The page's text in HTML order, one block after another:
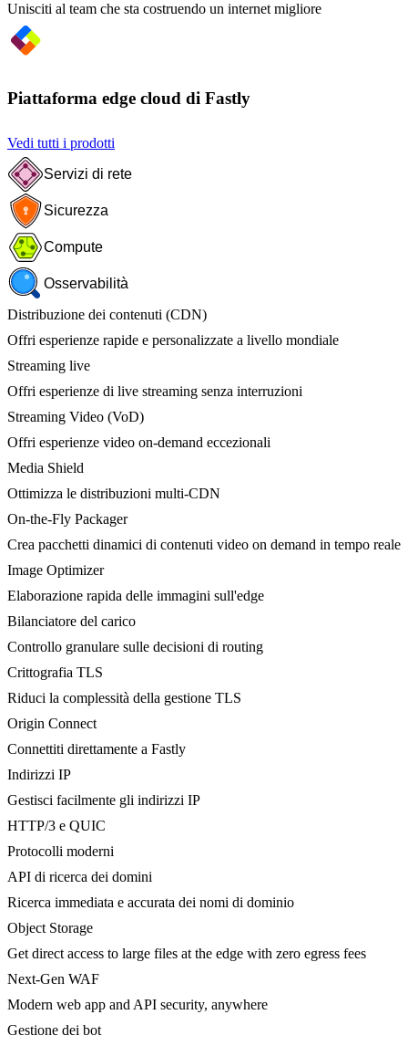
Unisciti al team che sta costruendo un internet migliore
Piattaforma edge cloud di Fastly
Vedi tutti i prodotti
Servizi di rete
Sicurezza
Compute
Osservabilità
Distribuzione dei contenuti (CDN)
Offri esperienze rapide e personalizzate a livello mondiale
Streaming live
Offri esperienze di live streaming senza interruzioni
Streaming Video (VoD)
Offri esperienze video on-demand eccezionali
Media Shield
Ottimizza le distribuzioni multi-CDN
On-the-Fly Packager
Crea pacchetti dinamici di contenuti video on demand in tempo reale
Image Optimizer
Elaborazione rapida delle immagini sull'edge
Bilanciatore del carico
Controllo granulare sulle decisioni di routing
Crittografia TLS
Riduci la complessità della gestione TLS
Origin Connect
Connettiti direttamente a Fastly
Indirizzi IP
Gestisci facilmente gli indirizzi IP
HTTP/3 e QUIC
Protocolli moderni
API di ricerca dei domini
Ricerca immediata e accurata dei nomi di dominio
Object Storage
Get direct access to large files at the edge with zero egress fees
Next-Gen WAF
Modern web app and API security, anywhere
Gestione dei bot